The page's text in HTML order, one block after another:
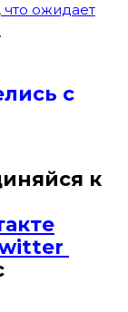
что ожидает
лись с
к